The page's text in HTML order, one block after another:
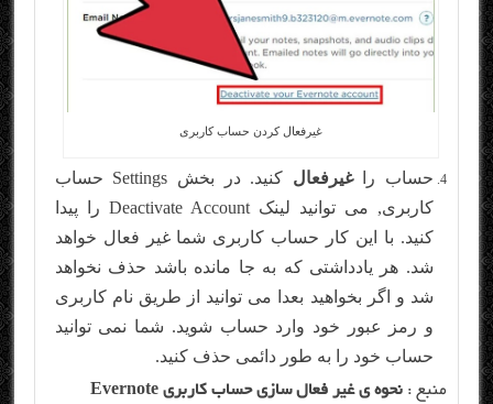
غیرفعال کردن حساب کاربری
حساب را غیرفعال
کنید. در بخش Settings حساب
کاربری, می توانید لینک Deactivate Account را پیدا
کنید. با این کار حساب کاربری شما غیر فعال خواهد
شد. هر یادداشتی که به جا مانده باشد حذف نخواهد
شد و اگر بخواهید بعدا می توانید از طریق نام کاربری
و رمز عبور خود وارد حساب شوید. شما نمی توانید
حساب خود را به طور دائمی حذف کنید.
منبع : نحوه ی غیر فعال سازی حساب کاربری Evernote